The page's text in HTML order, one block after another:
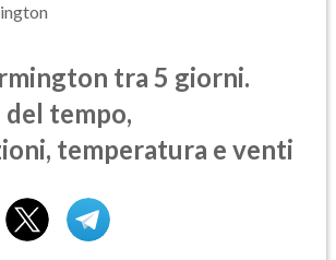
tra 5 giorni.
tempo,
temperatura e venti